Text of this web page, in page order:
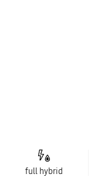
full hybrid